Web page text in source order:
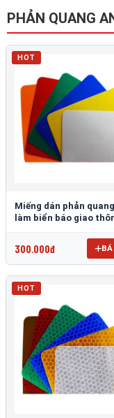
PHẢN QUANG
HOT
Miếng dán phản
làm biển báo giao
300.000đ
HOT